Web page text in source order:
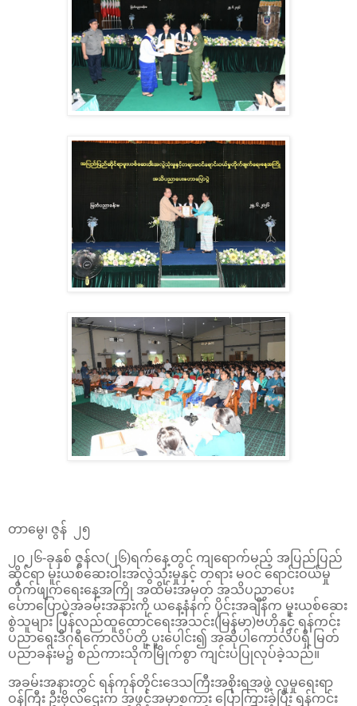
တာမွေ၊ ဇွန် ၂၅
၂၀၂၆-ခုနှစ် ဇွန်လ(၂၆)ရက်နေ့တွင် ကျရောက်မည့် အပြည်ပြည်
ဆိုင်ရာ မူးယစ်ဆေးဝါးအလွဲသုံးမှုနှင့် တရား မဝင် ရောင်းဝယ်မှု
တိုက်ဖျက်ရေးနေ့အကြို အထိမ်းအမှတ် အသိပညာပေး
ဟောပြောပွဲအခမ်းအနားကို ယနေ့နံနက် ပိုင်းအချိန်က မူးယစ်ဆေး
စွဲသူများ ပြန်လည်ထူထောင်ရေးအသင်း(မြန်မာ)ဗဟိုနှင့် ရန်ကင်း
ပညာရေးဒီဂရီကောလိပ်တို့ ပူးပေါင်း၍ အဆိုပါကောလိပ်ရှိ မြတ်
ပညာခန်းမ၌ စည်ကားသိုက်မြိုက်စွာ ကျင်းပပြုလုပ်ခဲ့သည်။
အခမ်းအနားတွင် ရန်ကုန်တိုင်းဒေသကြီးအစိုးရအဖွဲ့ လူမှုရေးရာ
ဝန်ကြီး ဦးဗိုလ်ဌေးက အဖွင့်အမှာစကား ပြောကြားခဲ့ပြီး ရန်ကင်း